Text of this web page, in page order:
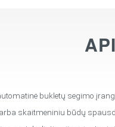
bukletų segimo
skaitmeniniu būdų